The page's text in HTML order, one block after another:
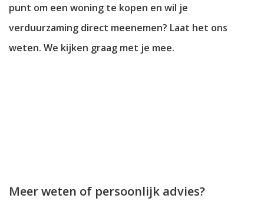
punt om een woning te kopen en wil je
verduurzaming direct meenemen? Laat het ons
weten. We kijken graag met je mee.
Meer weten of persoonlijk advies?